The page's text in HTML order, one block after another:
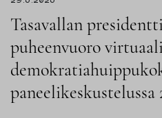
Tasavallan
puheenvuoro
paneelikeskustelussa